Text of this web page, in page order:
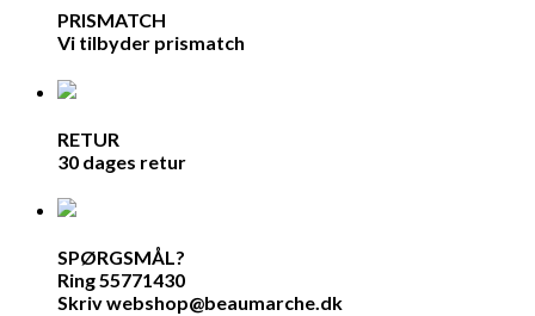
PRISMATCH
Vi tilbyder prismatch
RETUR
30 dages retur
SPØRGSMÅL?
Ring 55771430
Skriv webshop@beaumarche.dk